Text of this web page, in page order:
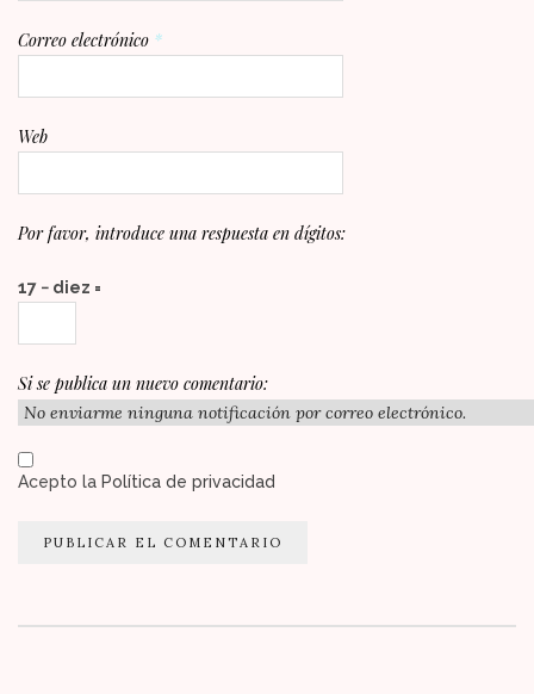
Correo electrónico *
Web
Por favor, introduce una respuesta en dígitos:
17 − diez =
Si se publica un nuevo comentario:
Acepto la Política de privacidad